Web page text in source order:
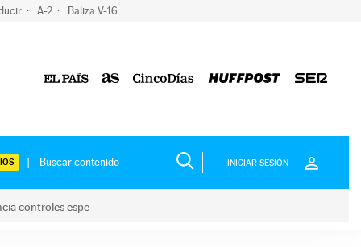
A-2 Baliza V-16
INICIAR SESIÓN
controles espe